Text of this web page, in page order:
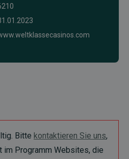
Bitte kontaktieren Sie uns,
Programm Websites, die